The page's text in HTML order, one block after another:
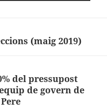
(maig 2019)
del pressupost
de govern de